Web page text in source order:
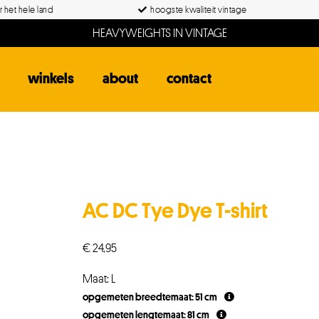
het hele land hoogste kwaliteit vintage
HEAVYWEIGHTS IN VINTAGE
winkels about contact
AC DC Tye Dye T-shirt
€24,95
Maat: L
opgemeten breedtemaat: 51 cm
opgemeten lengtemaat: 81 cm